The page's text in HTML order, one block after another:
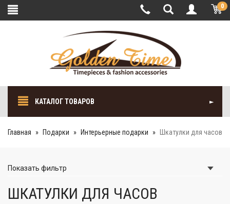
0
КАТАЛОГ ТОВАРОВ
Главная Подарки Интерьерные подарки Шкатулки для часов
Показать фильтр
ШКАТУЛКИ ДЛЯ ЧАСОВ